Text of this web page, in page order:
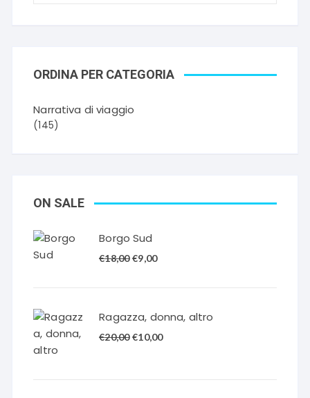
ORDINA PER CATEGORIA
Narrativa di viaggio
(145)
ON SALE
Borgo Sud
€18,00 Il
€18,00.
€9,00Il
€9,00.
Ragazza, donna, altro
€20,00 Il
€10,00Il